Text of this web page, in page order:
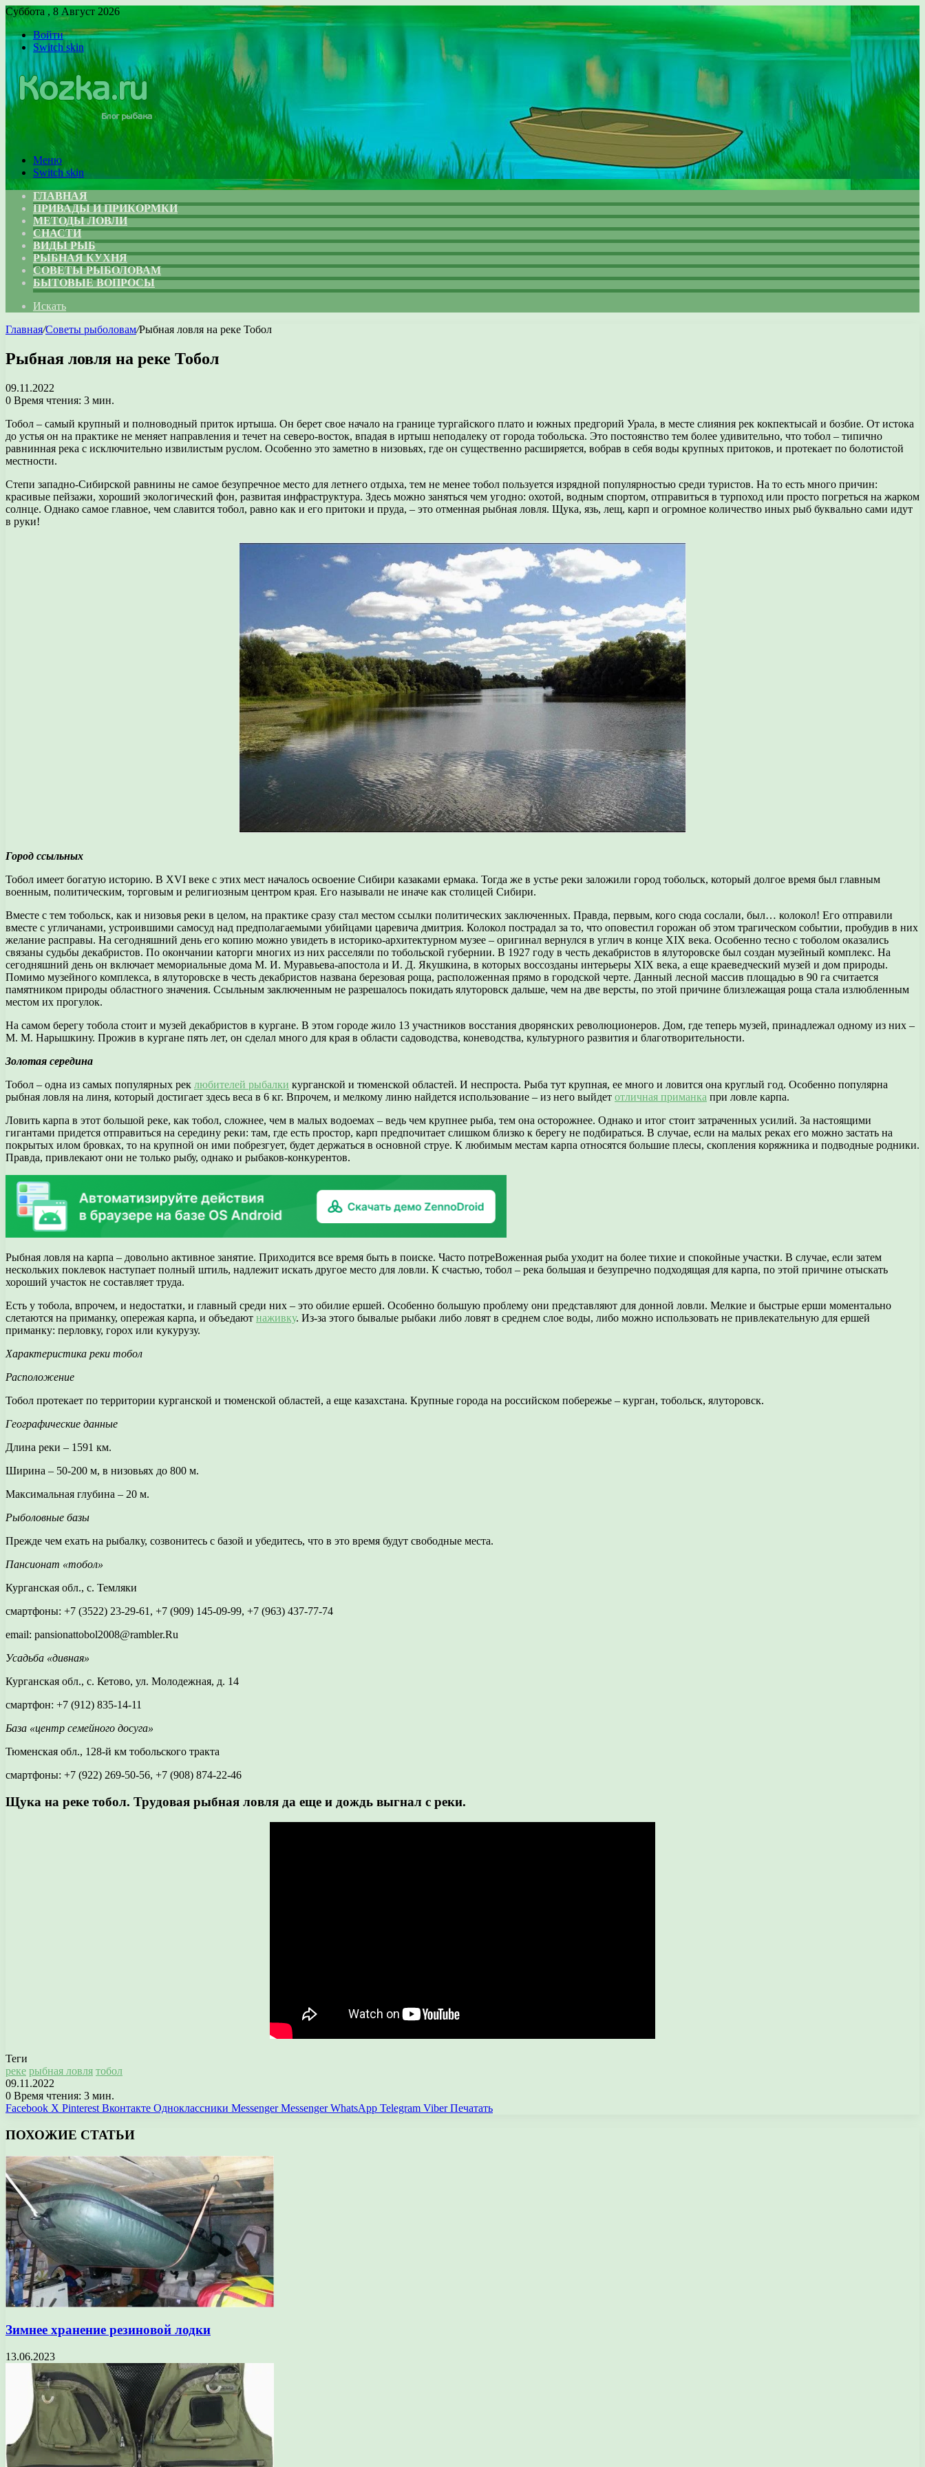
Суббота , 8 Август 2026
Войти
Switch skin
Меню
Switch skin
ГЛАВНАЯ
ПРИВАДЫ И ПРИКОРМКИ
МЕТОДЫ ЛОВЛИ
СНАСТИ
ВИДЫ РЫБ
РЫБНАЯ КУХНЯ
СОВЕТЫ РЫБОЛОВАМ
БЫТОВЫЕ ВОПРОСЫ
Искать
Главная/Советы рыболовам/Рыбная ловля на реке Тобол
Рыбная ловля на реке Тобол
09.11.2022
0 Время чтения: 3 мин.
Тобол – самый крупный и полноводный приток иртыша. Он берет свое начало на границе тургайского плато и южных предгорий Урала, в месте слияния рек кокпектысай и бозбие. От истока
до устья он на практике не меняет направления и течет на северо-восток, впадая в иртыш неподалеку от города тобольска. Это постоянство тем более удивительно, что тобол – типично
равнинная река с исключительно извилистым руслом. Особенно это заметно в низовьях, где он существенно расширяется, вобрав в себя воды крупных притоков, и протекает по болотистой
местности.
Степи западно-Сибирской равнины не самое безупречное место для летнего отдыха, тем не менее тобол пользуется изрядной популярностью среди туристов. На то есть много причин:
красивые пейзажи, хороший экологический фон, развитая инфраструктура. Здесь можно заняться чем угодно: охотой, водным спортом, отправиться в турпоход или просто погреться на жарком
солнце. Однако самое главное, чем славится тобол, равно как и его притоки и пруда, – это отменная рыбная ловля. Щука, язь, лещ, карп и огромное количество иных рыб буквально сами идут
в руки!
Город ссыльных
Тобол имеет богатую историю. В XVI веке с этих мест началось освоение Сибири казаками ермака. Тогда же в устье реки заложили город тобольск, который долгое время был главным
военным, политическим, торговым и религиозным центром края. Его называли не иначе как столицей Сибири.
Вместе с тем тобольск, как и низовья реки в целом, на практике сразу стал местом ссылки политических заключенных. Правда, первым, кого сюда сослали, был… колокол! Его отправили
вместе с угличанами, устроившими самосуд над предполагаемыми убийцами царевича дмитрия. Колокол пострадал за то, что оповестил горожан об этом трагическом событии, пробудив в них
желание расправы. На сегодняшний день его копию можно увидеть в историко-архитектурном музее – оригинал вернулся в углич в конце XIX века. Особенно тесно с тоболом оказались
связаны судьбы декабристов. По окончании каторги многих из них расселяли по тобольской губернии. В 1927 году в честь декабристов в ялуторовске был создан музейный комплекс. На
сегодняшний день он включает мемориальные дома М. И. Муравьева-апостола и И. Д. Якушкина, в которых воссозданы интерьеры XIX века, а еще краеведческий музей и дом природы.
Помимо музейного комплекса, в ялуторовске в честь декабристов названа березовая роща, расположенная прямо в городской черте. Данный лесной массив площадью в 90 га считается
памятником природы областного значения. Ссыльным заключенным не разрешалось покидать ялуторовск дальше, чем на две версты, по этой причине близлежащая роща стала излюбленным
местом их прогулок.
На самом берегу тобола стоит и музей декабристов в кургане. В этом городе жило 13 участников восстания дворянских революционеров. Дом, где теперь музей, принадлежал одному из них –
М. М. Нарышкину. Прожив в кургане пять лет, он сделал много для края в области садоводства, коневодства, культурного развития и благотворительности.
Золотая середина
Тобол – одна из самых популярных рек любителей рыбалки курганской и тюменской областей. И неспроста. Рыба тут крупная, ее много и ловится она круглый год. Особенно популярна
рыбная ловля на линя, который достигает здесь веса в 6 кг. Впрочем, и мелкому линю найдется использование – из него выйдет отличная приманка при ловле карпа.
Ловить карпа в этот большой реке, как тобол, сложнее, чем в малых водоемах – ведь чем крупнее рыба, тем она осторожнее. Однако и итог стоит затраченных усилий. За настоящими
гигантами придется отправиться на середину реки: там, где есть простор, карп предпочитает слишком близко к берегу не подбираться. В случае, если на малых реках его можно застать на
покрытых илом бровках, то на крупной он ими побрезгует, будет держаться в основной струе. К любимым местам карпа относятся большие плесы, скопления коряжника и подводные родники.
Правда, привлекают они не только рыбу, однако и рыбаков-конкурентов.
Рыбная ловля на карпа – довольно активное занятие. Приходится все время быть в поиске. Часто потреВоженная рыба уходит на более тихие и спокойные участки. В случае, если затем
нескольких поклевок наступает полный штиль, надлежит искать другое место для ловли. К счастью, тобол – река большая и безупречно подходящая для карпа, по этой причине отыскать
хороший участок не составляет труда.
Есть у тобола, впрочем, и недостатки, и главный среди них – это обилие ершей. Особенно большую проблему они представляют для донной ловли. Мелкие и быстрые ерши моментально
слетаются на приманку, опережая карпа, и объедают наживку. Из-за этого бывалые рыбаки либо ловят в среднем слое воды, либо можно использовать не привлекательную для ершей
приманку: перловку, горох или кукурузу.
Характеристика реки тобол
Расположение
Тобол протекает по территории курганской и тюменской областей, а еще казахстана. Крупные города на российском побережье – курган, тобольск, ялуторовск.
Географические данные
Длина реки – 1591 км.
Ширина – 50-200 м, в низовьях до 800 м.
Максимальная глубина – 20 м.
Рыболовные базы
Прежде чем ехать на рыбалку, созвонитесь с базой и убедитесь, что в это время будут свободные места.
Пансионат «тобол»
Курганская обл., с. Темляки
смартфоны: +7 (3522) 23-29-61, +7 (909) 145-09-99, +7 (963) 437-77-74
email: pansionattobol2008@rambler.Ru
Усадьба «дивная»
Курганская обл., с. Кетово, ул. Молодежная, д. 14
смартфон: +7 (912) 835-14-11
База «центр семейного досуга»
Тюменская обл., 128-й км тобольского тракта
смартфоны: +7 (922) 269-50-56, +7 (908) 874-22-46
Щука на реке тобол. Трудовая рыбная ловля да еще и дождь выгнал с реки.
Теги
реке рыбная ловля тобол
09.11.2022
0 Время чтения: 3 мин.
Facebook X Pinterest Вконтакте Одноклассники Messenger Messenger WhatsApp Telegram Viber Печатать
ПОХОЖИЕ СТАТЬИ
Зимнее хранение резиновой лодки
13.06.2023